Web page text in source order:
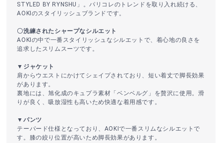
STYLED BY RYNSHU」。パリコレのトレンドを取り入れ続ける、
AOKIのスタイリッシュブランドです。
〇洗練されたシャープなシルエット
AOKIの中で一番スタイリッシュなシルエットで、着心地の良さを
追求したスリムスーツです。
▼ジャケット
肩からウエストにかけてシェイプされており、短い着丈で脚長効果
があります。
裏地には、旭化成のキュプラ素材「ベンベルグ」を贅沢に使用。滑
りが良く、吸放湿性も高いため快適な着用感です。
▼パンツ
テーパード仕様となっており、AOKIで一番スリムなシルエットで
す。膝の絞り位置が高いため脚長効果があります。